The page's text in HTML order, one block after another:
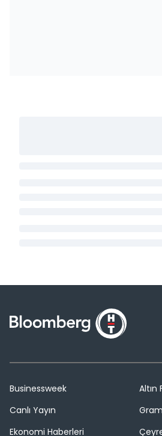
Businessweek
Canlı Yayın
Ekonomi Haberleri
Altın